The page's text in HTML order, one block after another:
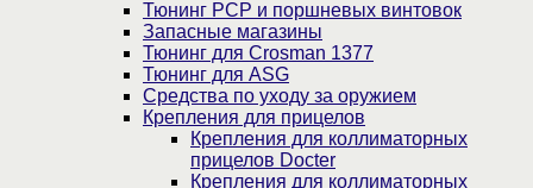
Тюнинг PCP и поршневых винтовок
Запасные магазины
Тюнинг для Crosman 1377
Тюнинг для ASG
Средства по уходу за оружием
Крепления для прицелов
Крепления для коллиматорных
прицелов Docter
Крепления для коллиматорных